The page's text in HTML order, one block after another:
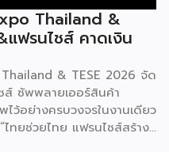
Thailand &
ฟรนไชส์ คาดเงิน
& TESE 2026 จัด
ซัพพลายเออร์สินค้า
ว้อย่างครบวงจรในงานเดียว
ทยช่วยไทย แฟรนไชส์สร้าง